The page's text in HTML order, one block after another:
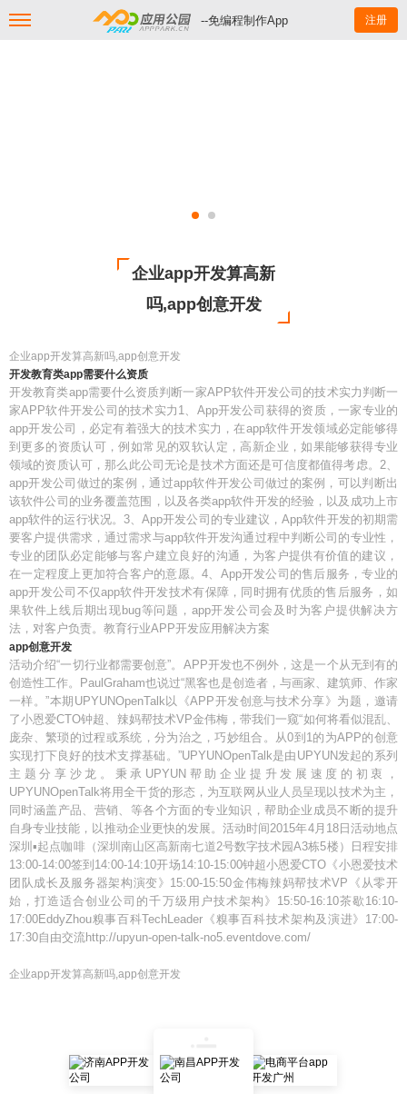
--免编程制作App 注册
企业app开发算高新
吗,app创意开发
企业app开发算高新吗,app创意开发
开发教育类app需要什么资质
开发教育类app需要什么资质判断一家APP软件开发公司的技术实力判断一
家APP软件开发公司的技术实力1、App开发公司获得的资质，一家专业的
app开发公司，必定有着强大的技术实力，在app软件开发领域必定能够得
到更多的资质认可，例如常见的双软认定，高新企业，如果能够获得专业
领域的资质认可，那么此公司无论是技术方面还是可信度都值得考虑。2、
app开发公司做过的案例，通过app软件开发公司做过的案例，可以判断出
该软件公司的业务覆盖范围，以及各类app软件开发的经验，以及成功上市
app软件的运行状况。3、App开发公司的专业建议，App软件开发的初期需
要客户提供需求，通过需求与app软件开发沟通过程中判断公司的专业性，
专业的团队必定能够与客户建立良好的沟通，为客户提供有价值的建议，
在一定程度上更加符合客户的意愿。4、App开发公司的售后服务，专业的
app开发公司不仅app软件开发技术有保障，同时拥有优质的售后服务，如
果软件上线后期出现bug等问题，app开发公司会及时为客户提供解决方
法，对客户负责。教育行业APP开发应用解决方案
app创意开发
活动介绍“一切行业都需要创意”。APP开发也不例外，这是一个从无到有的
创造性工作。PaulGraham也说过“黑客也是创造者，与画家、建筑师、作家
一样。”本期UPYUNOpenTalk以《APP开发创意与技术分享》为题，邀请
了小恩爱CTO钟超、辣妈帮技术VP金伟梅，带我们一窥“如何将看似混乱、
庞杂、繁琐的过程或系统，分为治之，巧妙组合。从0到1的为APP的创意
实现打下良好的技术支撑基础。”UPYUNOpenTalk是由UPYUN发起的系列
主题分享沙龙。秉承UPYUN帮助企业提升发展速度的初衷，
UPYUNOpenTalk将用全干货的形态，为互联网从业人员呈现以技术为主，
同时涵盖产品、营销、等各个方面的专业知识，帮助企业成员不断的提升
自身专业技能，以推动企业更快的发展。活动时间2015年4月18日活动地点
深圳▪起点咖啡（深圳南山区高新南七道2号数字技术园A3栋5楼）日程安排
13:00-14:00签到14:00-14:10开场14:10-15:00钟超小恩爱CTO《小恩爱技术
团队成长及服务器架构演变》15:00-15:50金伟梅辣妈帮技术VP《从零开
始，打造适合创业公司的千万级用户技术架构》15:50-16:10茶歇16:10-
17:00EddyZhou糗事百科TechLeader《糗事百科技术架构及演进》17:00-
17:30自由交流http://upyun-open-talk-no5.eventdove.com/
企业app开发算高新吗,app创意开发